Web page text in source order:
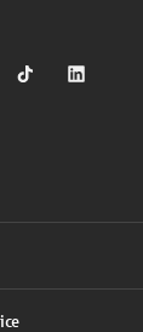
Youtube
auf
Sparkasse auf